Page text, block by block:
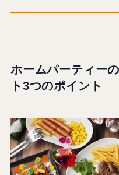
ホームパーティー
ト3つのポイント